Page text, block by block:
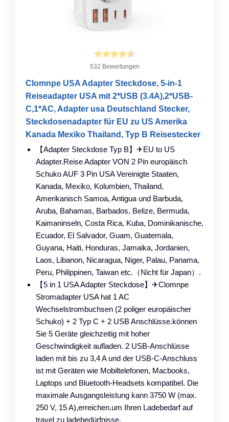
532 Bewertungen
Clomnpe USA Adapter Steckdose, 5-in-1
Reiseadapter USA mit 2*USB (3.4A),2*USB-
C,1*AC, Adapter usa Deutschland Stecker,
Steckdosenadapter für EU zu US Amerika
Kanada Mexiko Thailand, Typ B Reisestecker
【Adapter Steckdose Typ B】✈EU to US
Adapter.Reise Adapter VON 2 Pin europäisch
Schuko AUF 3 Pin USA Vereinigte Staaten,
Kanada, Mexiko, Kolumbien, Thailand,
Amerikanisch Samoa, Antigua und Barbuda,
Aruba, Bahamas, Barbados, Belize, Bermuda,
Kaimaninseln, Costa Rica, Kuba, Dominikanische,
Ecuador, El Salvador, Guam, Guatemala,
Guyana, Haiti, Honduras, Jamaika, Jordanien,
Laos, Libanon, Nicaragua, Niger, Palau, Panama,
Peru, Philippinen, Taiwan etc.（Nicht für Japan）.
【5 in 1 USA Adapter Steckdose】✈Clomnpe
Stromadapter USA hat 1 AC
Wechselstrombuchsen (2 poliger europäischer
Schuko) + 2 Typ C + 2 USB Anschlüsse.können
Sie 5 Geräte gleichzeitig mit hoher
Geschwindigkeit aufladen. 2 USB-Anschlüsse
laden mit bis zu 3,4 A und der USB-C-Anschluss
ist mit Geräten wie Mobiltelefonen, Macbooks,
Laptops und Bluetooth-Headsets kompatibel. Die
maximale Ausgangsleistung kann 3750 W (max.
250 V, 15 A),erreichen.um Ihren Ladebedarf auf
travel zu ladebedürfnisse.